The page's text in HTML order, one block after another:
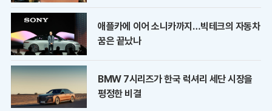
애플카에 이어 소니카까지…빅테크의 자동차
꿈은 끝났나
BMW 7시리즈가 한국 럭셔리 세단 시장을
평정한 비결